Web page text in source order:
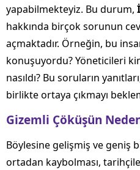
yapabilmekteyiz. Bu durum,
hakkında birçok sorunun
açmaktadır. Örneğin, bu
konuşuyordu? Yöneticileri
nasıldı? Bu soruların
birlikte ortaya çıkmayı
Gizemli Çöküşün
Böylesine gelişmiş ve geniş
ortadan kaybolması,